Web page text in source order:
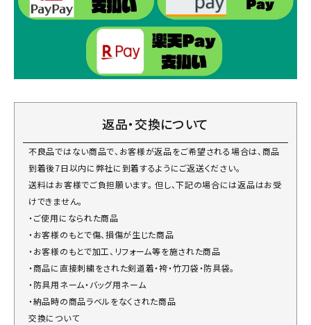
返品・交換について
不良品ではない商品で、お客様が返品をご希望される場合は、商品
到着後7日以内に弊社に到着するようにご返送ください。
送料はお客様でご負担願います。 但し、下記の場合には返品はお受
けできません。
・ご使用になられた商品
・お客様のもとで傷、損傷が生じた商品
・お客様のもとで加工、リフォーム等を施された商品
・商品に直接刺繍をされた剣道着・袴・竹刀袋・防具袋。
・防具用ネーム・バッグ用ネーム
・納品時の商品ラベルをなくされた商品
交換について